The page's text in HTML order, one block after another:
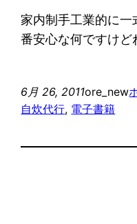
家内制手工業的に
番安心な何ですけど
6月 26, 2011ore_new
自炊代行, 電子書籍